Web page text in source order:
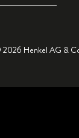
Henkel AG &